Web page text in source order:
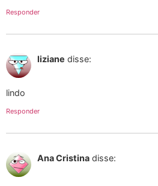
Responder
liziane disse:
lindo
Responder
Ana Cristina disse: